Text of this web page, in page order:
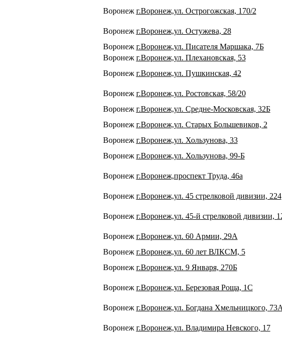
Воронеж г.Воронеж,ул. Острогожская, 170/2
Воронеж г.Воронеж,ул. Остужева, 28
Воронеж г.Воронеж,ул. Писателя Маршака, 7Б
Воронеж г.Воронеж,ул. Плехановская, 53
Воронеж г.Воронеж,ул. Пушкинская, 42
Воронеж г.Воронеж,ул. Ростовская, 58/20
Воронеж г.Воронеж,ул. Средне-Московская, 32Б
Воронеж г.Воронеж,ул. Старых Большевиков, 2
Воронеж г.Воронеж,ул. Хользунова, 33
Воронеж г.Воронеж,ул. Хользунова, 99-Б
Воронеж г.Воронеж,проспект Труда, 46а
Воронеж г.Воронеж,ул. 45 стрелковой дивизии, 224
Воронеж г.Воронеж,ул. 45-й стрелковой дивизии,
Воронеж г.Воронеж,ул. 60 Армии, 29А
Воронеж г.Воронеж,ул. 60 лет ВЛКСМ, 5
Воронеж г.Воронеж,ул. 9 Января, 270Б
Воронеж г.Воронеж,ул. Березовая Роща, 1С
Воронеж г.Воронеж,ул. Богдана Хмельницкого, 73А
Воронеж г.Воронеж,ул. Владимира Невского, 17